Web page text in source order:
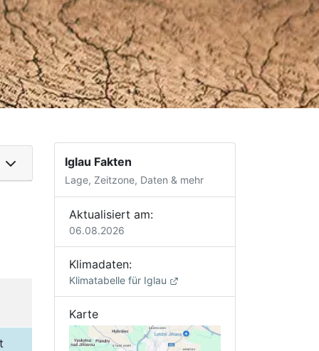
Iglau Fakten
Lage, Zeitzone, Daten & mehr
Aktualisiert am:
06.08.2026
Klimadaten:
Klimatabelle für Iglau
Karte